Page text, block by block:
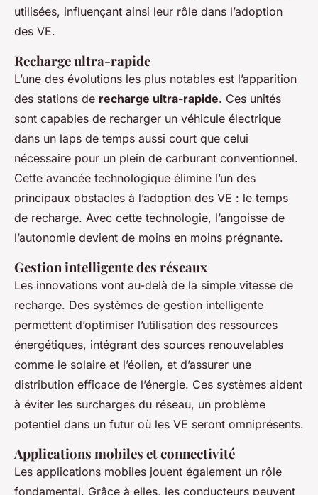
utilisées, influençant ainsi leur rôle dans l’adoption
des VE.
Recharge ultra-rapide
L’une des évolutions les plus notables est l’apparition
des stations de recharge ultra-rapide. Ces unités
sont capables de recharger un véhicule électrique
dans un laps de temps aussi court que celui
nécessaire pour un plein de carburant conventionnel.
Cette avancée technologique élimine l’un des
principaux obstacles à l’adoption des VE : le temps
de recharge. Avec cette technologie, l’angoisse de
l’autonomie devient de moins en moins prégnante.
Gestion intelligente des réseaux
Les innovations vont au-delà de la simple vitesse de
recharge. Des systèmes de gestion intelligente
permettent d’optimiser l’utilisation des ressources
énergétiques, intégrant des sources renouvelables
comme le solaire et l’éolien, et d’assurer une
distribution efficace de l’énergie. Ces systèmes aident
à éviter les surcharges du réseau, un problème
potentiel dans un futur où les VE seront omniprésents.
Applications mobiles et connectivité
Les applications mobiles jouent également un rôle
fondamental. Grâce à elles, les conducteurs peuvent